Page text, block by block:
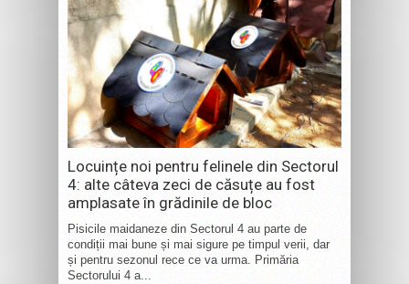
Locuințe noi pentru felinele din Sectorul
4: alte câteva zeci de căsuțe au fost
amplasate în grădinile de bloc
Pisicile maidaneze din Sectorul 4 au parte de
condiții mai bune și mai sigure pe timpul verii, dar
și pentru sezonul rece ce va urma. Primăria
Sectorului 4 a...